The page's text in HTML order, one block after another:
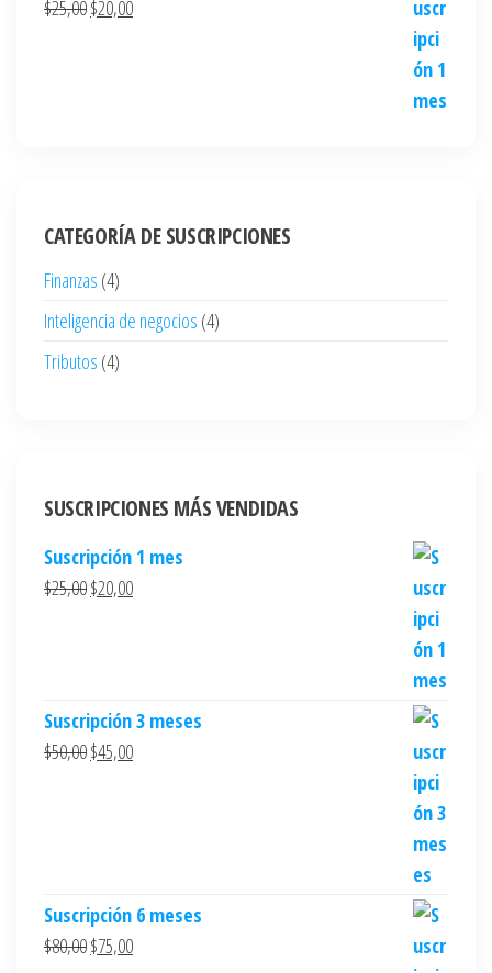
$25,00$20,00
CATEGORÍA DE SUSCRIPCIONES
Finanzas (4)
Inteligencia de negocios (4)
Tributos (4)
SUSCRIPCIONES MÁS VENDIDAS
Suscripción 1 mes
$25,00$20,00
Suscripción 3 meses
$50,00$45,00
Suscripción 6 meses
$80,00$75,00